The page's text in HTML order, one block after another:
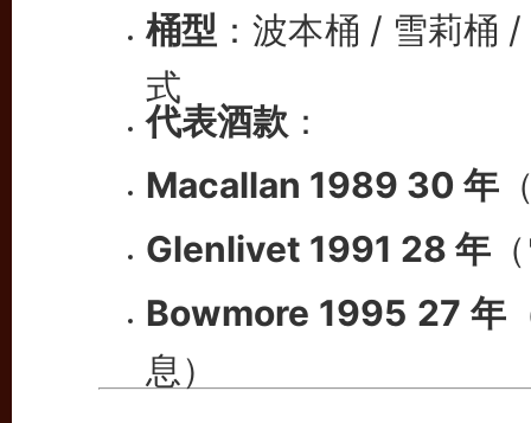
桶型 ：波本桶 / 雪莉桶
式
代表酒款 ：
Macallan 1989 30 年
Glenlivet 1991 28 年
Bowmore 1995 27 年
息）